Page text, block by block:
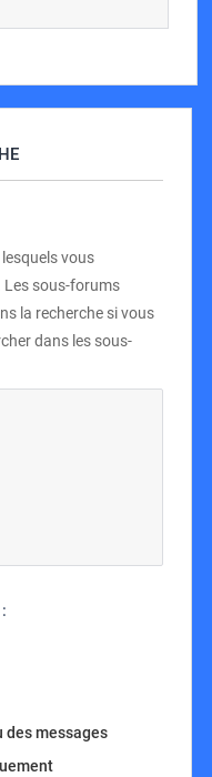
vous
Les sous-forums
la recherche si vous
dans les sous-
des messages